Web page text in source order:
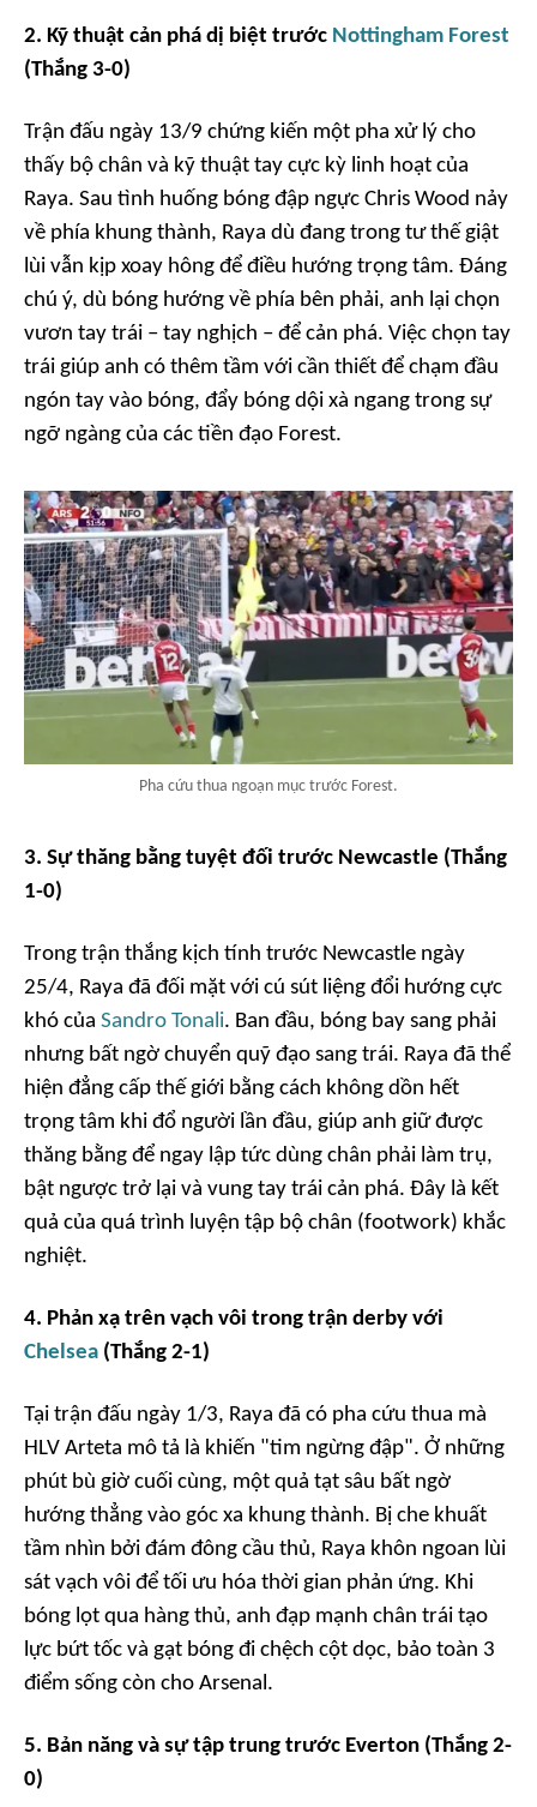
2. Kỹ thuật cản phá dị biệt trước Nottingham Forest
(Thắng 3-0)
Trận đấu ngày 13/9 chứng kiến một pha xử lý cho
thấy bộ chân và kỹ thuật tay cực kỳ linh hoạt của
Raya. Sau tình huống bóng đập ngực Chris Wood nảy
về phía khung thành, Raya dù đang trong tư thế giật
lùi vẫn kịp xoay hông để điều hướng trọng tâm. Đáng
chú ý, dù bóng hướng về phía bên phải, anh lại chọn
vươn tay trái – tay nghịch – để cản phá. Việc chọn tay
trái giúp anh có thêm tầm với cần thiết để chạm đầu
ngón tay vào bóng, đẩy bóng dội xà ngang trong sự
ngỡ ngàng của các tiền đạo Forest.
Pha cứu thua ngoạn mục trước Forest.
3. Sự thăng bằng tuyệt đối trước Newcastle (Thắng
1-0)
Trong trận thắng kịch tính trước Newcastle ngày
25/4, Raya đã đối mặt với cú sút liệng đổi hướng cực
khó của Sandro Tonali. Ban đầu, bóng bay sang phải
nhưng bất ngờ chuyển quỹ đạo sang trái. Raya đã thể
hiện đẳng cấp thế giới bằng cách không dồn hết
trọng tâm khi đổ người lần đầu, giúp anh giữ được
thăng bằng để ngay lập tức dùng chân phải làm trụ,
bật ngược trở lại và vung tay trái cản phá. Đây là kết
quả của quá trình luyện tập bộ chân (footwork) khắc
nghiệt.
4. Phản xạ trên vạch vôi trong trận derby với
Chelsea (Thắng 2-1)
Tại trận đấu ngày 1/3, Raya đã có pha cứu thua mà
HLV Arteta mô tả là khiến "tim ngừng đập". Ở những
phút bù giờ cuối cùng, một quả tạt sâu bất ngờ
hướng thẳng vào góc xa khung thành. Bị che khuất
tầm nhìn bởi đám đông cầu thủ, Raya khôn ngoan lùi
sát vạch vôi để tối ưu hóa thời gian phản ứng. Khi
bóng lọt qua hàng thủ, anh đạp mạnh chân trái tạo
lực bứt tốc và gạt bóng đi chệch cột dọc, bảo toàn 3
điểm sống còn cho Arsenal.
5. Bản năng và sự tập trung trước Everton (Thắng 2-
0)